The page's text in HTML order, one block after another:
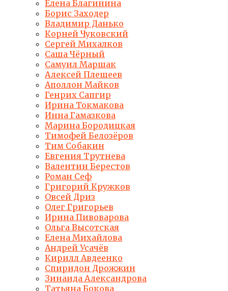
Елена Благинина
Борис Заходер
Владимир Данько
Корней Чуковский
Сергей Михалков
Саша Чёрный
Самуил Маршак
Алексей Плещеев
Аполлон Майков
Генрих Сапгир
Ирина Токмакова
Инна Гамазкова
Марина Бородицкая
Тимофей Белозёров
Тим Собакин
Евгения Трутнева
Валентин Берестов
Роман Сеф
Григорий Кружков
Овсей Дриз
Олег Григорьев
Ирина Пивоварова
Ольга Высотская
Елена Михайлова
Андрей Усачёв
Кирилл Авдеенко
Спиридон Дрожжин
Зинаида Александрова
Татьяна Бокова